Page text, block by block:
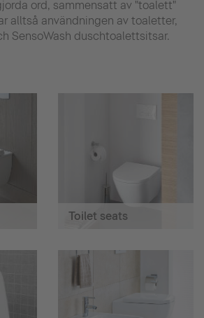
ord, sammensatt av "toalett"
alltså användningen av toaletter,
SensoWash duschtoalettsitsar.
Toilet seats